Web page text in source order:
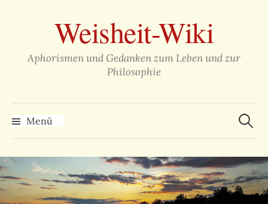
überspringenWeisheit-Wiki
Aphorismen und Gedanken zum Leben und zur
Philosophie
Menü
Suchen
nach: